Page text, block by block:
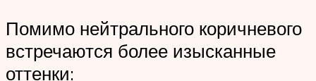
Помимо нейтрального коричневого
встречаются более изысканные
оттенки: